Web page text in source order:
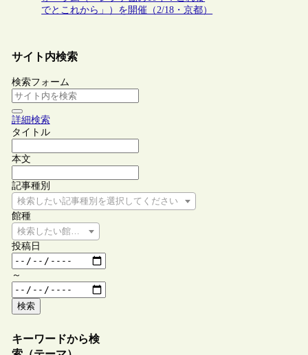
でとこれから」）を開催（2/18・京都）
サイト内検索
検索フォーム
詳細検索
タイトル
本文
記事種別
検索したい記事種別を選択してください
館種
検索したい館種を選択してください
投稿日
～
検索
キーワードから検